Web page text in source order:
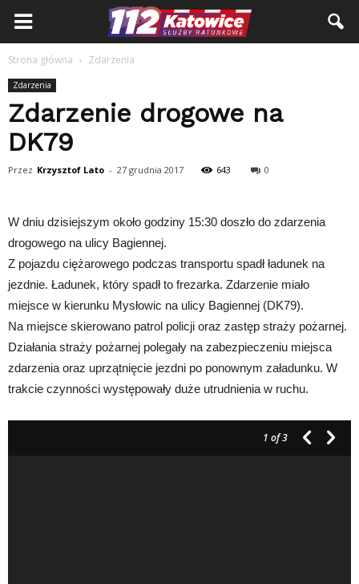
Strona główna Zdarzenia
Zdarzenia
Zdarzenie drogowe na
DK79
Przez Krzysztof Lato - 27 grudnia 2017 643 0
W dniu dzisiejszym około godziny 15:30 doszło do zdarzenia
drogowego na ulicy Bagiennej.
Z pojazdu ciężarowego podczas transportu spadł ładunek na
jezdnie. Ładunek, który spadł to frezarka. Zdarzenie miało
miejsce w kierunku Mysłowic na ulicy Bagiennej (DK79).
Na miejsce skierowano patrol policji oraz zastęp straży pożarnej.
Działania straży pożarnej polegały na zabezpieczeniu miejsca
zdarzenia oraz uprzątnięcie jezdni po ponownym załadunku. W
trakcie czynności występowały duże utrudnienia w ruchu.
1 of 3